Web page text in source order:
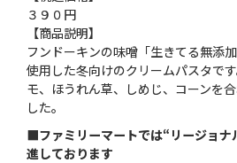
３９０円
【商品説明】
フンドーキンの味噌「生きてる無添
使用した冬向けのクリームパスタで
モ、ほうれん草、しめじ、コーンを
した。
■ファミリーマートでは“リージョナ
進しております